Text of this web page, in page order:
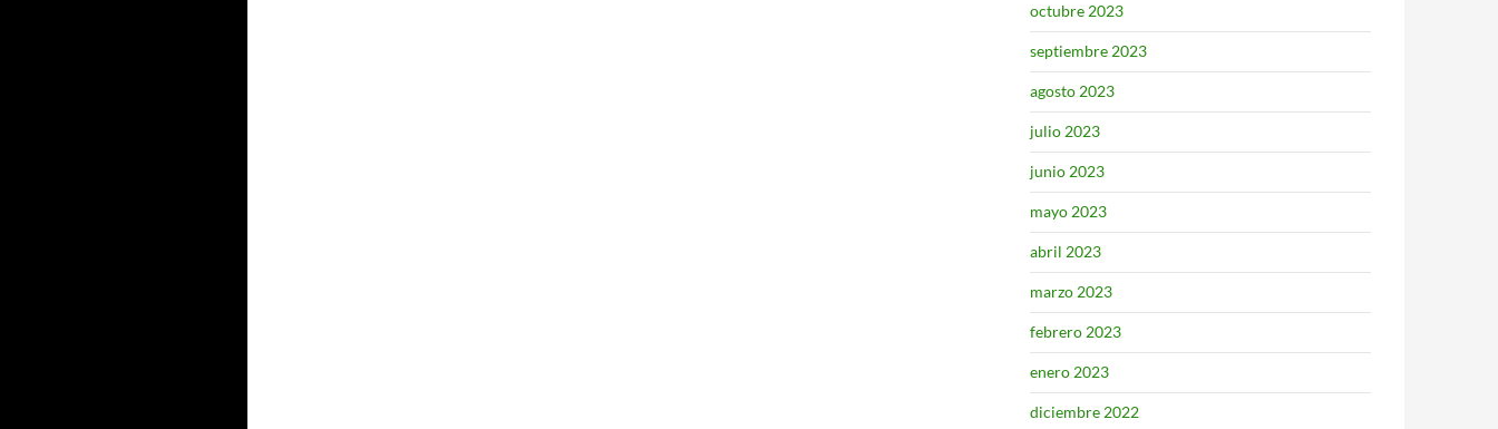
octubre 2023
septiembre 2023
agosto 2023
julio 2023
junio 2023
mayo 2023
abril 2023
marzo 2023
febrero 2023
enero 2023
diciembre 2022